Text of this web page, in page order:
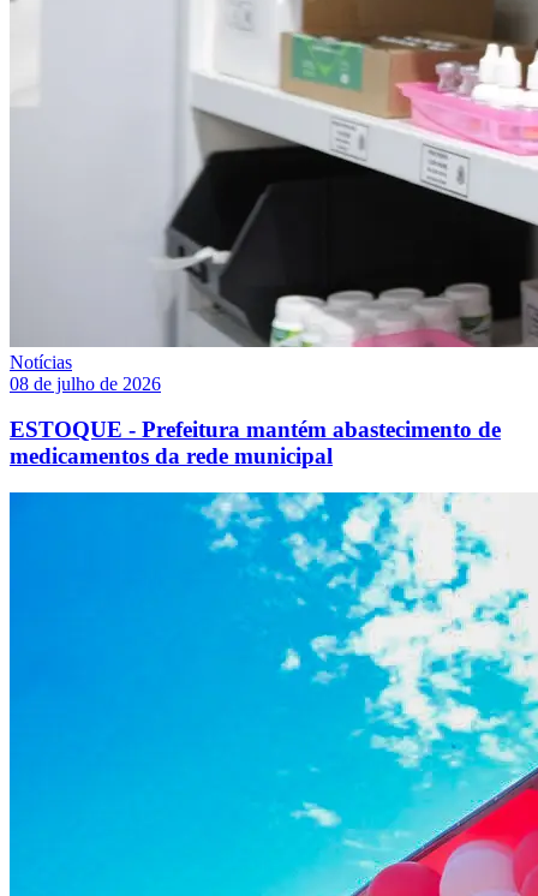
Notícias
08 de julho de 2026
ESTOQUE - Prefeitura mantém abastecimento de
medicamentos da rede municipal